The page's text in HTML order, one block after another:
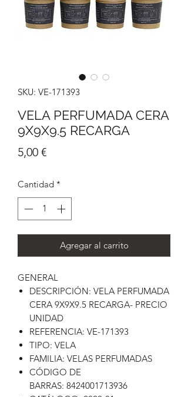
SKU: VE-171393
VELA PERFUMADA CERA
9X9X9.5 RECARGA
5,00 €Precio
Cantidad *
Agregar al carrito
GENERAL
DESCRIPCIÓN: VELA PERFUMADA
CERA 9X9X9.5 RECARGA- PRECIO
UNIDAD
REFERENCIA: VE-171393
TIPO: VELA
FAMILIA: VELAS PERFUMADAS
CÓDIGO DE
BARRAS: 8424001713936